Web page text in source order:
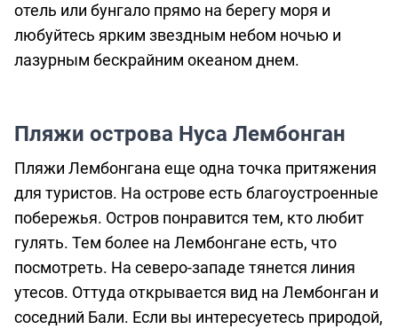
отель или бунгало прямо на берегу моря и
любуйтесь ярким звездным небом ночью и
лазурным бескрайним океаном днем.
Пляжи острова Нуса Лембонган
Пляжи Лембонгана еще одна точка притяжения
для туристов. На острове есть благоустроенные
побережья. Остров понравится тем, кто любит
гулять. Тем более на Лембонгане есть, что
посмотреть. На северо-западе тянется линия
утесов. Оттуда открывается вид на Лембонган и
соседний Бали. Если вы интересуетесь природой,